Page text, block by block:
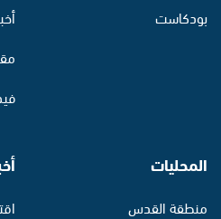
بودكاست
المحليات
منطقة القدس